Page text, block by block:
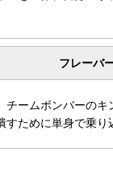
フレーバ
チームボンバーの
ために単身で乗り